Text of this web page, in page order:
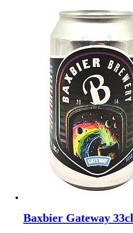
Baxbier Gateway 33cl